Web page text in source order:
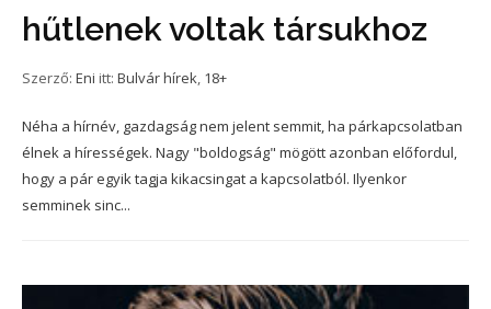
hűtlenek voltak társukhoz
Szerző: Eni itt: Bulvár hírek, 18+
Néha a hírnév, gazdagság nem jelent semmit, ha párkapcsolatban
élnek a hírességek. Nagy "boldogság" mögött azonban előfordul,
hogy a pár egyik tagja kikacsingat a kapcsolatból. Ilyenkor
semminek sinc...